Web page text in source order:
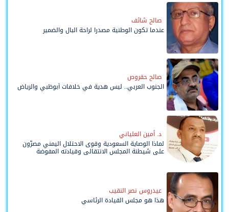
صالح شائف
عندما تكون الوطنية مصدرا لراحة البال والضمير
صالح حقروص
الجنوب العربي.. ليس هدية في خلافات أبوظبي والرياض
د. أمين العلياني
لماذا الوصاية السعودية وقوى الاحتلال اليمني مصرّون
على شيطنة المجلس الانتقالي وقيادته المفوضة
وحواضنه الشعبية؟
عيدروس نصر النقيب
هذا هو مجلس القيادة الرئاسي